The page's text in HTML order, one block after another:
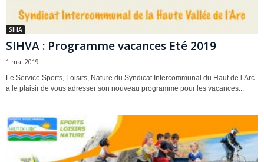
SIHA
SIHVA : Programme vacances Eté 2019
1 mai 2019
Le Service Sports, Loisirs, Nature du Syndicat Intercommunal du Haut de l’Arc
a le plaisir de vous adresser son nouveau programme pour les vacances...